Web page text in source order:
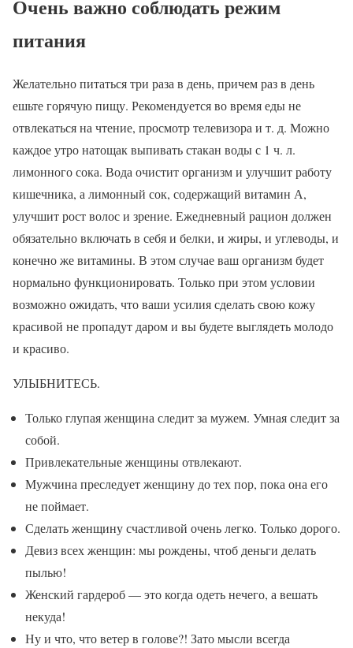
Очень важно соблюдать режим
питания
Желательно питаться три раза в день, причем раз в день
ешьте горячую пищу. Рекомендуется во время еды не
отвлекаться на чтение, просмотр телевизора и т. д. Можно
каждое утро натощак выпивать стакан воды с 1 ч. л.
лимонного сока. Вода очистит организм и улучшит работу
кишечника, а лимонный сок, содержащий витамин А,
улучшит рост волос и зрение. Ежедневный рацион должен
обязательно включать в себя и белки, и жиры, и углеводы, и
конечно же витамины. В этом случае ваш организм будет
нормально функционировать. Только при этом условии
возможно ожидать, что ваши усилия сделать свою кожу
красивой не пропадут даром и вы будете выглядеть молодо
и красиво.
УЛЫБНИТЕСЬ.
Только глупая женщина следит за мужем. Умная следит за
собой.
Привлекательные женщины отвлекают.
Мужчина преследует женщину до тех пор, пока она его
не поймает.
Сделать женщину счастливой очень легко. Только дорого.
Девиз всех женщин: мы рождены, чтоб деньги делать
пылью!
Женский гардероб — это когда одеть нечего, а вешать
некуда!
Ну и что, что ветер в голове?! Зато мысли всегда